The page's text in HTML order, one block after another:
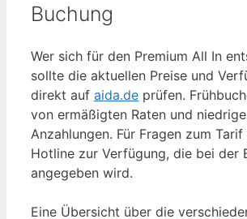
Buchung
Wer sich für den Premium All In
sollte die aktuellen Preise und
direkt auf aida.de prüfen.
von ermäßigten Raten und
Anzahlungen. Für Fragen zum
Hotline zur Verfügung, die bei der
angegeben wird.
Eine Übersicht über die